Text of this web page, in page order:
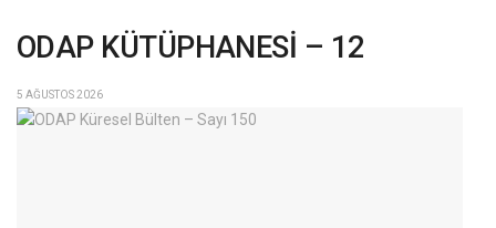
ODAP KÜTÜPHANESİ – 12
5 AĞUSTOS 2026